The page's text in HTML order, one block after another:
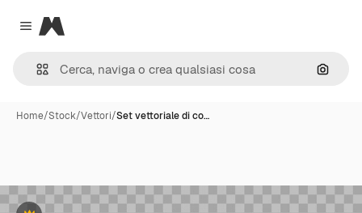
Close menu
Magnific
Cerca
Home/Stock/Vettori/Set vettoriale di co…